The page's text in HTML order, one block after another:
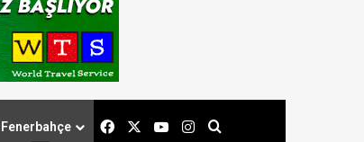
Fenerbahçe FacebookYouTubeInstagram